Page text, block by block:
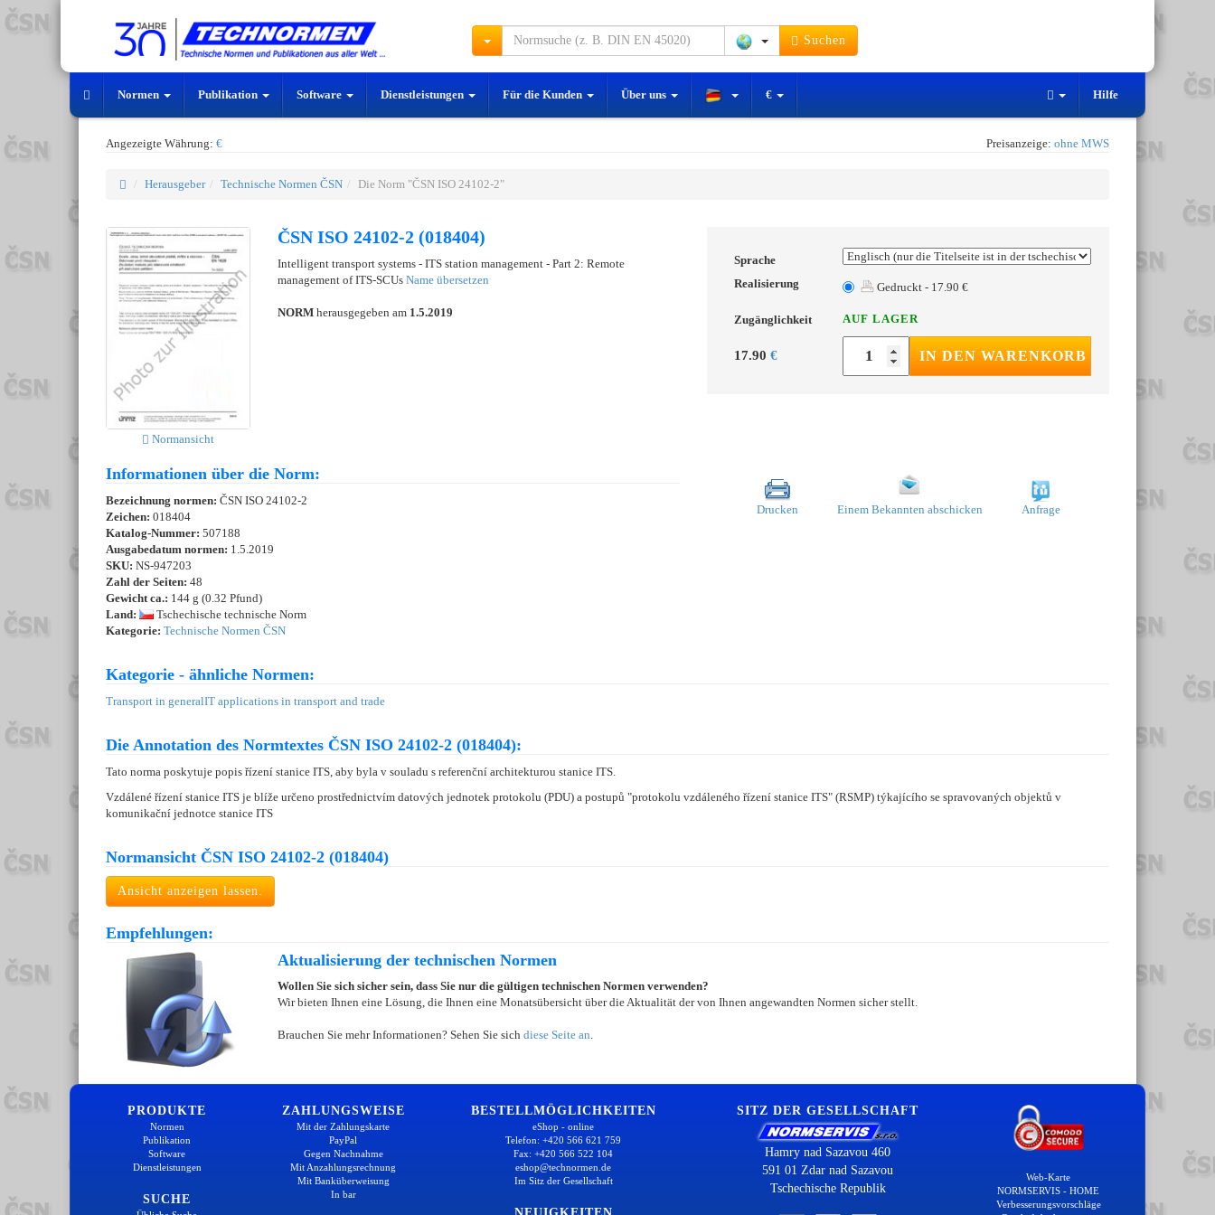
Suchen
Normen Publikation Software Dienstleistungen Für die Kunden Über uns € Hilfe
Angezeigte Währung: € Preisanzeige: ohne MWS
Herausgeber Technische Normen ČSN Die Norm "ČSN ISO 24102-2"
Normansicht
ČSN ISO 24102-2 (018404)
Intelligent transport systems - ITS station management - Part 2: Remote
management of ITS-SCUs Name übersetzen
NORM herausgegeben am 1.5.2019
Sprache
Realisierung
Gedruckt - 17.90 €
Zugänglichkeit AUF LAGER
17.90 € IN DEN WARENKORB
Informationen über die Norm:
Bezeichnung normen: ČSN ISO 24102-2
Zeichen: 018404
Katalog-Nummer: 507188
Ausgabedatum normen: 1.5.2019
SKU: NS-947203
Zahl der Seiten: 48
Gewicht ca.: 144 g (0.32 Pfund)
Land:
Tschechische technische Norm
Kategorie: Technische Normen ČSN
Drucken Einem Bekannten abschicken Anfrage
Kategorie - ähnliche Normen:
Transport in generalIT applications in transport and trade
Die Annotation des Normtextes ČSN ISO 24102-2 (018404):
Tato norma poskytuje popis řízení stanice ITS, aby byla v souladu s referenční architekturou stanice ITS.
Vzdálené řízení stanice ITS je blíže určeno prostřednictvím datových jednotek protokolu (PDU) a postupů "protokolu vzdáleného řízení stanice ITS" (RSMP) týkajícího se spravovaných objektů v
komunikační jednotce stanice ITS
Normansicht ČSN ISO 24102-2 (018404)
Ansicht anzeigen lassen.
Empfehlungen:
Aktualisierung der technischen Normen
Wollen Sie sich sicher sein, dass Sie nur die gültigen technischen Normen verwenden?
Wir bieten Ihnen eine Lösung, die Ihnen eine Monatsübersicht über die Aktualität der von Ihnen angewandten Normen sicher stellt.
Brauchen Sie mehr Informationen? Sehen Sie sich diese Seite an.
PRODUKTE
Normen
Publikation
Software
Dienstleistungen
SUCHE
ZAHLUNGSWEISE
Mit der Zahlungskarte
PayPal
Gegen Nachnahme
Mit Anzahlungsrechnung
Mit Banküberweisung
In bar
BESTELLMÖGLICHKEITEN
eShop - online
Telefon: +420 566 621 759
Fax: +420 566 522 104
eshop@technormen.de
Im Sitz der Gesellschaft
SITZ DER GESELLSCHAFT
Hamry nad Sazavou 460
591 01 Zdar nad Sazavou
Tschechische Republik
Web-Karte
NORMSERVIS - HOME
Verbesserungsvorschläge